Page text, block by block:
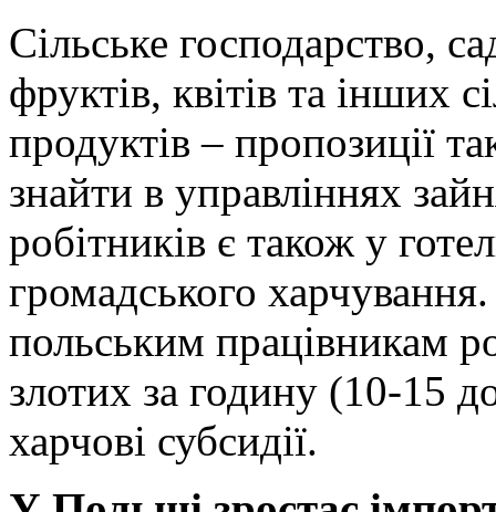
Сільське господарство,
фруктів, квітів та інших
продуктів – пропозиції
знайти в управліннях
робітників є також у
громадського
польським працівникам
злотих за годину (10-15
харчові субсидії.